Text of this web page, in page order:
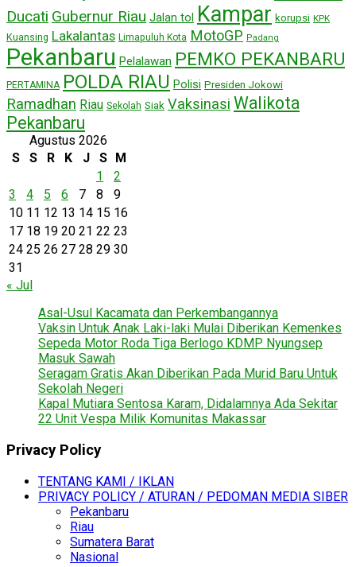
Ducati Gubernur Riau Jalan tol Kampar korupsi KPK
Kuansing Lakalantas Limapuluh Kota MotoGP Padang
Pekanbaru Pelalawan PEMKO PEKANBARU
PERTAMINA POLDA RIAU Polisi Presiden Jokowi
Ramadhan Riau Sekolah Siak Vaksinasi Walikota
Pekanbaru
Agustus 2026
S
S R K J S
M
1
2
3
4 5 6 7 8
9
10 11 12 13 14 15 16
17 18 19 20 21 22 23
24 25 26 27 28 29 30
31
« Jul
Asal-Usul Kacamata dan Perkembangannya
Vaksin Untuk Anak Laki-laki Mulai Diberikan Kemenkes
Sepeda Motor Roda Tiga Berlogo KDMP Nyungsep
Masuk Sawah
Seragam Gratis Akan Diberikan Pada Murid Baru Untuk
Sekolah Negeri
Kapal Mutiara Sentosa Karam, Didalamnya Ada Sekitar
22 Unit Vespa Milik Komunitas Makassar
Privacy Policy
TENTANG KAMI / IKLAN
PRIVACY POLICY / ATURAN / PEDOMAN MEDIA SIBER
Pekanbaru
Riau
Sumatera Barat
Nasional